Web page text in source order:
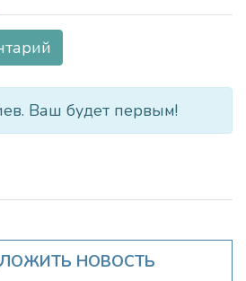
Ваш будет первым!
НОВОСТЬ